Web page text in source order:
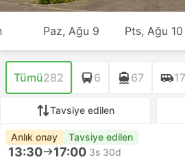
Paz, Ağu 9 Pts, Ağu 10
Tümü282 6 67 17
Tavsiye edilen
Anlık onay Tavsiye edilen
13:30 17:00 3s 30d